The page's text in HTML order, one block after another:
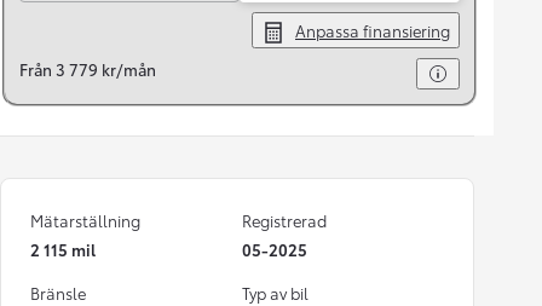
Anpassa finansiering
Från 3 779 kr/mån
Mätarställning
2 115 mil
Registrerad
05-2025
Bränsle
Typ av bil